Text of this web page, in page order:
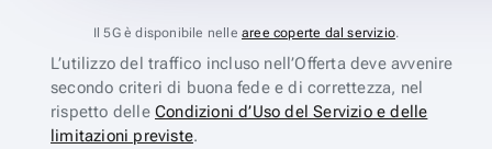
Il 5G è disponibile nelle aree coperte dal servizio.
L’utilizzo del traffico incluso nell’Offerta deve avvenire
secondo criteri di buona fede e di correttezza, nel
rispetto delle Condizioni d’Uso del Servizio e delle
limitazioni previste.